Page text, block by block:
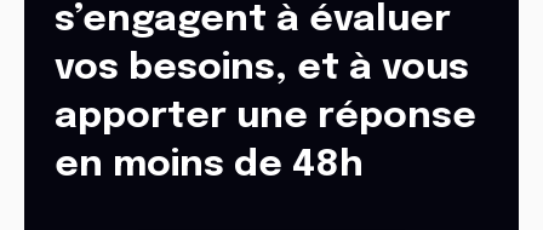
s’engagent à évaluer
vos besoins, et à vous
apporter une réponse
en moins de 48h